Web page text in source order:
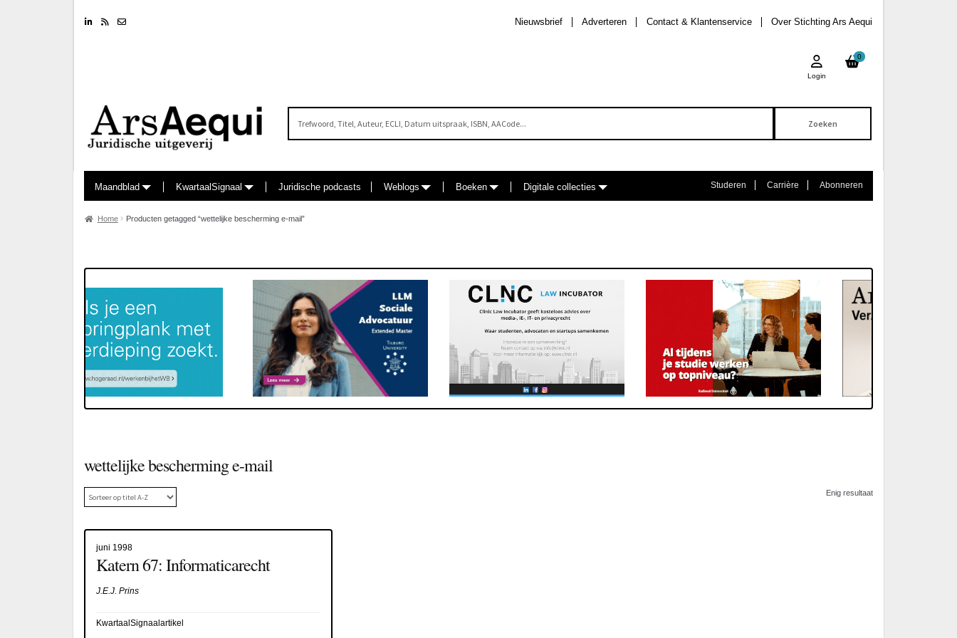
LinkedinRSS feed Over Stichting Ars Aequi
Contact & Klantenservice
Adverteren
Nieuwsbrief
0
Login
Maandblad KwartaalSignaal Juridische podcasts Weblogs Boeken Digitale collecties Studeren Carrière Abonneren
Home Producten getagged “wettelijke bescherming e-mail”
wettelijke bescherming e-mail
Enig resultaat
juni 1998
Katern 67: Informaticarecht
J.E.J. Prins
KwartaalSignaalartikel